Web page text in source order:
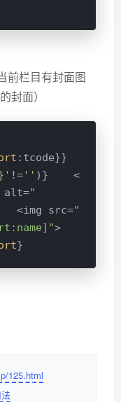
栏目有封面图
封面）
:tcode}}
!= '' )}    <
alt="
<img src="
>
125.html